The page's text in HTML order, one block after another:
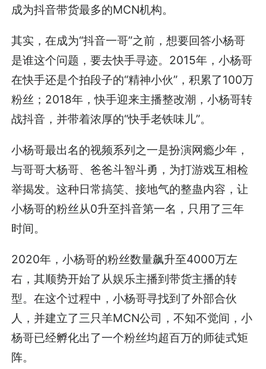
成为抖音带货最多的MCN机构。
其实，在成为“抖音一哥”之前，想要回答小杨哥
是谁这个问题，要去快手寻迹。2015年，小杨哥
在快手还是个拍段子的“精神小伙”，积累了100万
粉丝；2018年，快手迎来主播整改潮，小杨哥转
战抖音，并带着浓厚的“快手老铁味儿”。
小杨哥最出名的视频系列之一是扮演网瘾少年，
与哥哥大杨哥、爸爸斗智斗勇，为打游戏互相检
举揭发。这种日常搞笑、接地气的整蛊内容，让
小杨哥的粉丝从0升至抖音第一名，只用了三年
时间。
2020年，小杨哥的粉丝数量飙升至4000万左
右，其顺势开始了从娱乐主播到带货主播的转
型。在这个过程中，小杨哥寻找到了外部合伙
人，并建立了三只羊MCN公司，不知不觉间，小
杨哥已经孵化出了一个粉丝均超百万的师徒式矩
阵。